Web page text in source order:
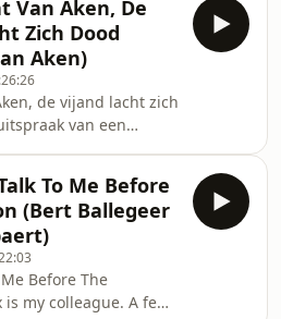
heeft, praat
waarop hij toch
"Efkes".Een korte
door Lieselot
De Backer, met
Ronde.
Van Aken, De
Zich Dood
Aken)
de vijand lacht zich
van een
een jammerlijk
of dril. Met
en respect delen we
6 van deze prachtige
Van Aken, met
Caluwaerts. (Er is ook
To Me Before
(Bert Ballegeer
Before The
is my colleague. A few